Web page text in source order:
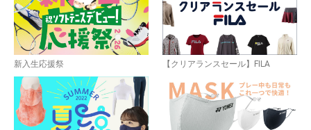
新入生応援祭 【クリアランスセール】FILA